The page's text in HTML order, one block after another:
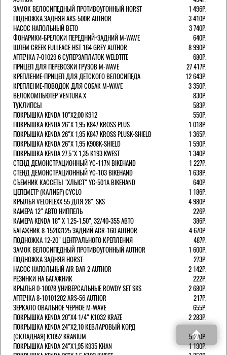
ЗАМОК ВЕЛОСИПЕДНЫЙ ПРОТИВОУГОННЫЙ HORST
1 496Р.
ПОДНОЖКА ЗАДНЯЯ AKS-500R AUTHOR
3 410Р.
НАСОС НАПОЛЬНЫЙ BETO
3 740Р.
ФОНАРИКИ-БРЕЛОКИ ПЕРЕДНИЙ+ЗАДНИЙ M-WAVE
640Р.
ШЛЕМ CREEK FULLFACE HST 164 GREY AUTHOR
8 990Р.
АПТЕЧКА 7-01029 6 СУПЕРЗАПЛАТОК WELDTITE
680Р.
ПРИЦЕП ДЛЯ ПЕРЕВОЗКИ ГРУЗОВ M-WAVE
27 417Р.
КРЕПЛЕНИЕ-ПРИЦЕП ДЛЯ ДЕТСКОГО ВЕЛОСИПЕДА
12 643Р.
КРЕПЛЕНИЕ-ПОВОДОК ДЛЯ СОБАК M-WAVE
3 350Р.
ВЕЛОКОМПЬЮТЕР VENTURA Х
830Р.
ТУКЛИПСЫ
583Р.
ПОКРЫШКА KENDA 10"Х2,00 K912
550Р.
ПОКРЫШКА KENDA 26"Х 1,95 K847 KROSS PLUS
1 018Р.
ПОКРЫШКА KENDA 26"Х 1,95 K847 KROSS PLUSK-SHIELD
1 365Р.
ПОКРЫШКА KENDA 26"Х 1,95 K908K-SHIELD
1 590Р.
ПОКРЫШКА KENDA 27,5"Х 1,35 K193 KWEST
1 340Р.
СТЕНД ДЕМОНСТРАЦИОННЫЙ YC-117N BIKEHAND
1 227Р.
СТЕНД ДЕМОНСТРАЦИОННЫЙ YC-103 BIKEHAND
1 638Р.
СЪЕМНИК КАССЕТЫ "ХЛЫСТ" YC-501A BIKEHAND
640Р.
ЦЕПЕМЕТР (КАЛИБР) CYCLO
1 186Р.
КРЫЛЬЯ VELOFLEXX 55 ДЛЯ 28". SKS
4 980Р.
КАМЕРА 12" АВТО НИППЕЛЬ
226Р.
КАМЕРА KENDA 18" Х 1.25-1.50", 32/40-355 АВТО
386Р.
БАГАЖНИК 8-15203125 ЗАДНИЙ ACR-160 AUTHOR
4 670Р.
ПОДНОЖКА 12-20" ЦЕНТРАЛЬНОГО КРЕПЛЕНИЯ
487Р.
ЗАМОК ВЕЛОСИПЕДНЫЙ ПРОТИВОУГОННЫЙ AUTHOR
1 600Р.
ПОДНОЖКА ЗАДНЯЯ HORST
273Р.
НАСОС НАПОЛЬНЫЙ AIR BAR 2 AUTHOR
2 142Р.
РЕЗИНКИ НА БАГАЖНИК
222Р.
КРЫЛЬЯ 0-10078 УНИВЕРСАЛЬНЫЕ ROWDY SET SKS
2 680Р.
АПТЕЧКА 8-10101202 ARS-56 AUTHOR
217Р.
ЗЕРКАЛО ОВАЛЬНОЕ ЧЕРНОЕ M-WAVE
655Р.
ПОКРЫШКА KENDA 20"Х4 1/4" K1032 KRAZE
2 283Р.
ПОКРЫШКА KENDA 24"Х2,10 КЕВЛАРОВЫЙ КОРД
(СКЛАДНАЯ) K1052 KRANIUM
5 270Р.
ПОКРЫШКА KENDA 24"Х1,95 K935 KHAN
1 190Р.